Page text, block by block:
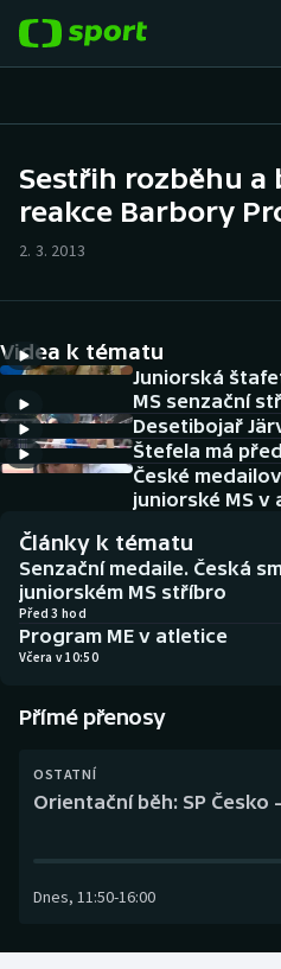
Hokej
Cyklistika
DALŠÍ SPORTY
Americký fotbal
Baseball a softbal
Basketbal
Biatlon
Boby a skeleton
Box
Dostihy
Florbal
NEPŘEHLÉDNĚTE
Soutěže
Historické návraty
Aplikace ČT sport
AZ kvíz
Sestřih rozběhu
reakce Barbory
2. 3. 2013
Videa k tématu
Juniorská
MS senzační
Desetibojař
Štefela má
České
juniorské MS v
Články k tématu
Senzační medaile. Česká
juniorském MS stříbro
Před 3 hod
Program ME v atletice
Včera v 10:50
Přímé přenosy
OSTATNÍ
Orientační běh: SP
Dnes, 11:50-16:00